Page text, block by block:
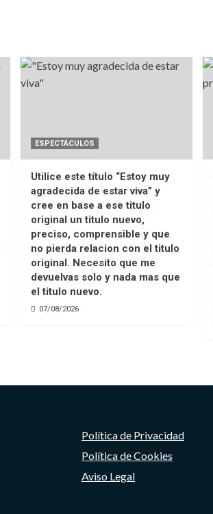
ESPECTÁCULOS
Utilice este título “Estoy muy
agradecida de estar viva” y
cree en base a ese titulo
original un titulo nuevo,
preciso, comprensible y que
no pierda relacion con el titulo
original. Necesito que me
devuelvas solo y nada mas que
el titulo nuevo.
07/08/2026
Política de Privacidad
Política de Cookies
Aviso Legal